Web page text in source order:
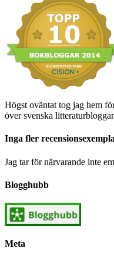
Högst oväntat tog jag hem
över svenska
Inga fler
Jag tar för närvarande inte
Blogghubb
Meta